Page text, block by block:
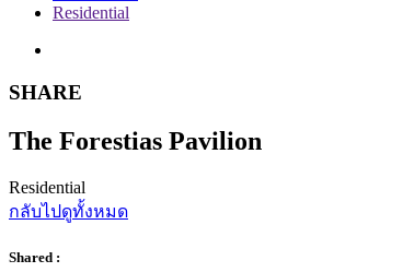
Residential
SHARE
The Forestias Pavilion
Residential
กลับไปดูทั้งหมด
Shared :